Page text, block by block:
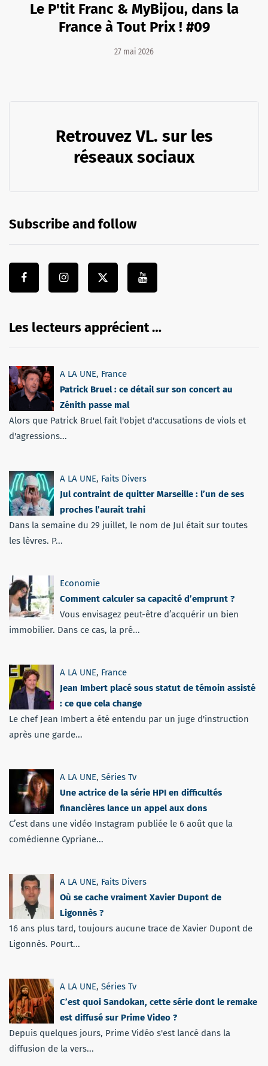
Le P'tit Franc & MyBijou, dans la
France à Tout Prix ! #09
27 mai 2026
Retrouvez VL. sur les
réseaux sociaux
Subscribe and follow
Les lecteurs apprécient …
A LA UNE, France
Patrick Bruel : ce détail sur son concert au
Zénith passe mal
Alors que Patrick Bruel fait l'objet d'accusations de viols et
d'agressions...
A LA UNE, Faits Divers
Jul contraint de quitter Marseille : l’un de ses
proches l’aurait trahi
Dans la semaine du 29 juillet, le nom de Jul était sur toutes
les lèvres. P...
Economie
Comment calculer sa capacité d’emprunt ?
Vous envisagez peut-être d’acquérir un bien
immobilier. Dans ce cas, la pré...
A LA UNE, France
Jean Imbert placé sous statut de témoin assisté
: ce que cela change
Le chef Jean Imbert a été entendu par un juge d'instruction
après une garde...
A LA UNE, Séries Tv
Une actrice de la série HPI en difficultés
financières lance un appel aux dons
C’est dans une vidéo Instagram publiée le 6 août que la
comédienne Cypriane...
A LA UNE, Faits Divers
Où se cache vraiment Xavier Dupont de
Ligonnès ?
16 ans plus tard, toujours aucune trace de Xavier Dupont de
Ligonnès. Pourt...
A LA UNE, Séries Tv
C’est quoi Sandokan, cette série dont le remake
est diffusé sur Prime Video ?
Depuis quelques jours, Prime Vidéo s'est lancé dans la
diffusion de la vers...